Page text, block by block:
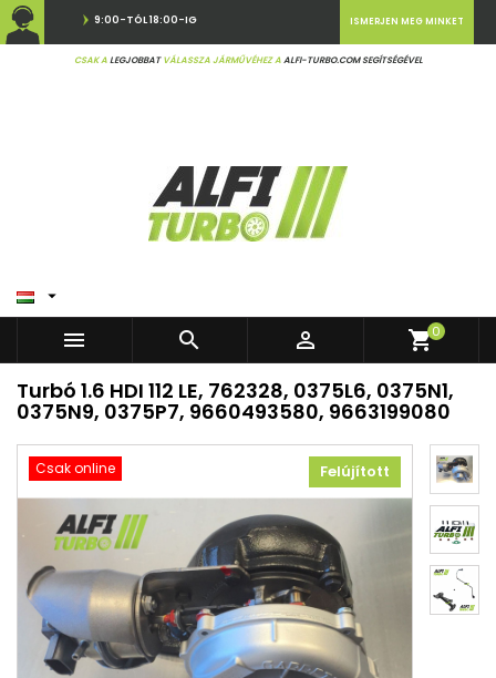
9:00-TÓL 18:00-IG
CSAK ALEGJOBBATVÁLASSZA JÁRMŰVÉHEZ AALFI-TURBO.COM SEGÍTSÉGÉVEL
ISMERJEN MEG MINKET

   shopping_cart0
Turbó 1.6 HDI 112 LE, 762328, 0375L6, 0375N1,
0375N9, 0375P7, 9660493580, 9663199080
Csak online Felújított